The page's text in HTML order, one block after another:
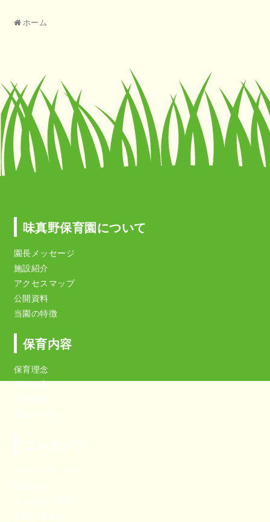
ホーム
味真野保育園について
園長メッセージ
施設紹介
アクセスマップ
公開資料
当園の特徴
保育内容
保育理念